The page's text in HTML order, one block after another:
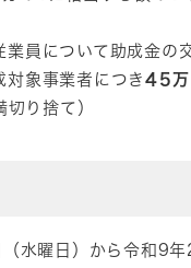
業員について助成金の
対象事業者につき 45万
り捨て）
水曜日）から令和9